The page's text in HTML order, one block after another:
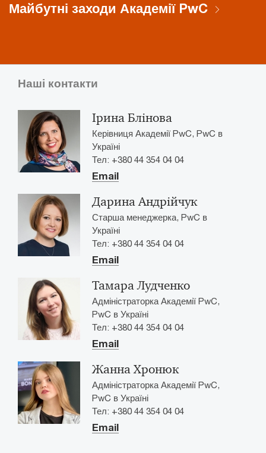
Майбутні заходи Академії PwC
Наші контакти
Ірина Блінова
Керівниця Академії PwC, PwC в
Україні
Тел: +380 44 354 04 04
Email
Дарина Андрійчук
Старша менеджерка, PwC в
Україні
Тел: +380 44 354 04 04
Email
Тамара Лудченко
Адміністраторка Академії PwC,
PwC в Україні
Тел: +380 44 354 04 04
Email
Жанна Хронюк
Адміністраторка Академії PwC,
PwC в Україні
Тел: +380 44 354 04 04
Email